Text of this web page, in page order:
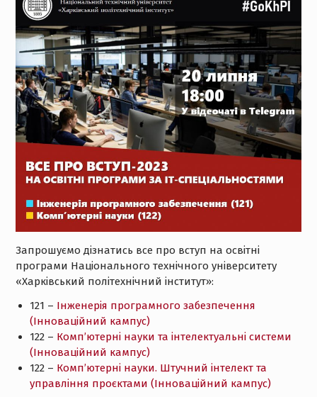
Запрошуємо дізнатись все про вступ на освітні
програми Національного технічного університету
«Харківський політехнічний інститут»:
121 – Інженерія програмного забезпечення
(Інноваційний кампус)
122 – Комп’ютерні науки та інтелектуальні системи
(Інноваційний кампус)
122 – Комп’ютерні науки. Штучний інтелект та
управління проєктами (Інноваційний кампус)